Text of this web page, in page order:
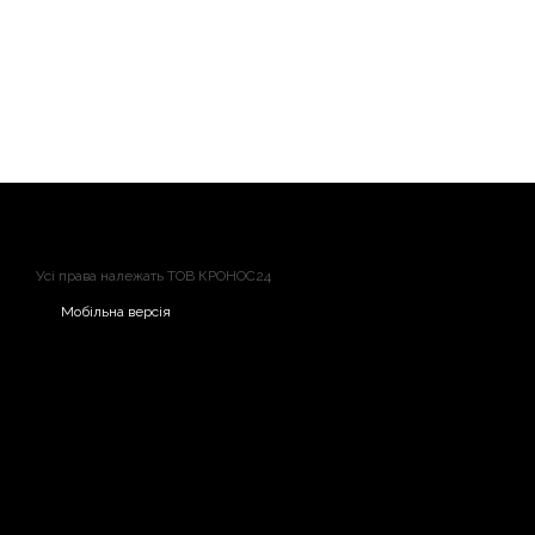
Усі права належать ТОВ КРОНОС24
Мобільна версія